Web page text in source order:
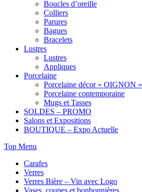
Boucles d’oreille
Colliers
Parures
Bagues
Bracelets
Lustres
Lustres
Appliques
Porcelaine
Porcelaine décor « OIGNON »
Porcelaine contemporaine
Mugs et Tasses
SOLDES – PROMO
Salons et Expositions
BOUTIQUE – Expo Actuelle
Top Menu
Carafes
Verres
Verres Bière – Vin avec Logo
Vases, coupes et bonbonnières